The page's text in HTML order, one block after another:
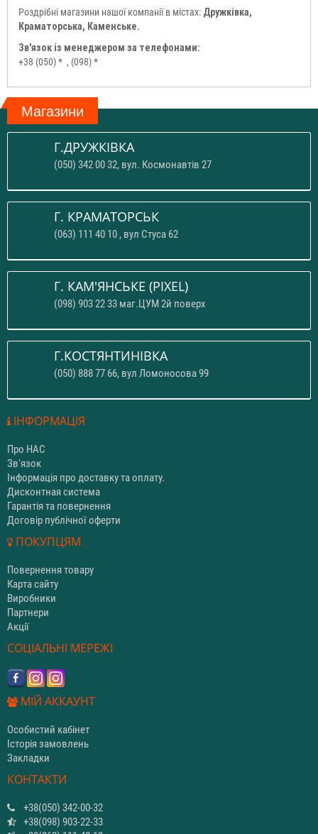
Роздрібні магазини нашої компанії в містах: Дружківка,
Краматорська, Каменське.
Зв'язок із менеджером за телефонами:
+38 (050) * , (098) *
Магазини
Г.ДРУЖКІВКА
(050) 342 00 32, вул. Космонавтів 27
Г. КРАМАТОРСЬК
(063) 111 40 10 , вул Стуса 62
Г. КАМ'ЯНСЬКЕ (PIXEL)
(098) 903 22 33 маг.ЦУМ 2й поверх
Г.КОСТЯНТИНІВКА
(050) 888 77 66, вул Ломоносова 99
ІНФОРМАЦІЯ
Про НАС
Зв'язок
Інформація про доставку та оплату.
Дисконтная система
Гарантія та повернення
Договір публічної оферти
ПОКУПЦЯМ
Повернення товару
Карта сайту
Виробники
Партнери
Акції
СОЦІАЛЬНІ МЕРЕЖІ
МІЙ АККАУНТ
Особистий кабінет
Історія замовлень
Закладки
КОНТАКТИ
+38(050) 342-00-32
+38(098) 903-22-33